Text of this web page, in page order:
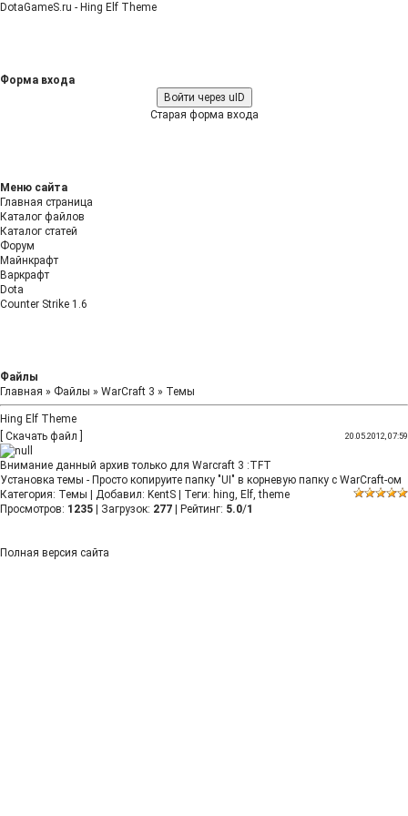
DotaGameS.ru - Hing Elf Theme
Форма входа
Войти через uID
Старая форма входа
Меню сайта
Главная страница
Каталог файлов
Каталог статей
Форум
Майнкрафт
Варкрафт
Dota
Counter Strike 1.6
Файлы
Главная » Файлы » WarCraft 3 » Темы
Hing Elf Theme
Скачать файл 20.05.2012, 07:59
Внимание данный архив только для Warcraft 3 :TFT
Установка темы - Просто копируите папку "UI" в корневую папку с WarCraft-ом
Категория: Темы Добавил: KentS Теги: hing, Elf,theme
Просмотров: 1235 Загрузок: 277 Рейтинг: 5.0/1
Полная версия сайта